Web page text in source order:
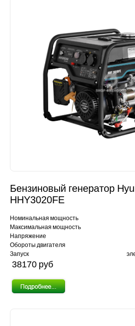
Бензиновый генератор
HHY3020FE
Номинальная мощность
Максимальная мощность
Напряжение
Обороты двигателя
Запуск
38170 pуб